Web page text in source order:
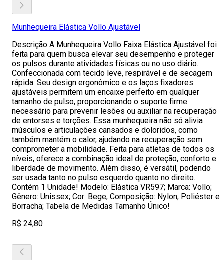
Munhequeira Elástica Vollo Ajustável
Descrição A Munhequeira Vollo Faixa Elástica Ajustável foi
feita para quem busca elevar seu desempenho e proteger
os pulsos durante atividades físicas ou no uso diário.
Confeccionada com tecido leve, respirável e de secagem
rápida. Seu design ergonômico e os laços fixadores
ajustáveis permitem um encaixe perfeito em qualquer
tamanho de pulso, proporcionando o suporte firme
necessário para prevenir lesões ou auxiliar na recuperação
de entorses e torções. Essa munhequeira não só alivia
músculos e articulações cansados e doloridos, como
também mantém o calor, ajudando na recuperação sem
comprometer a mobilidade. Feita para atletas de todos os
níveis, oferece a combinação ideal de proteção, conforto e
liberdade de movimento. Além disso, é versátil, podendo
ser usada tanto no pulso esquerdo quanto no direito.
Contém 1 Unidade! Modelo: Elástica VR597; Marca: Vollo;
Gênero: Unissex; Cor: Bege; Composição: Nylon, Poliéster e
Borracha; Tabela de Medidas Tamanho Único!
R$ 24,80